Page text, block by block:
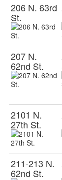
206 N. 63rd
St.
207 N.
62nd St.
2101 N.
27th St.
211-213 N.
62nd St.